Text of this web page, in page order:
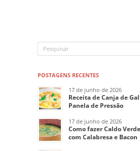
POSTAGENS RECENTES
17 de junho de 2026
Receita de Canja de
Panela de Pressão
17 de junho de 2026
Como fazer Caldo
com Calabresa e Bacon